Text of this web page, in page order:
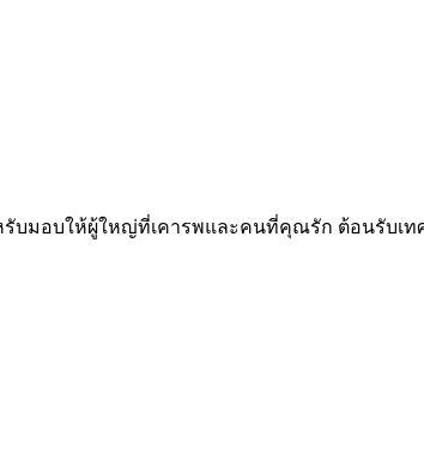
มอบให้ผู้ใหญ่ที่เคารพและคนที่คุณรัก ต้อนรับเท